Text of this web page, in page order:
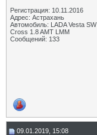
Регистрация: 10.11.2016
Адрес: Астрахань
Автомобиль: LADA Vesta SW
Cross 1.8 AMT LMM
Сообщений: 133
09.01.2019, 15:08